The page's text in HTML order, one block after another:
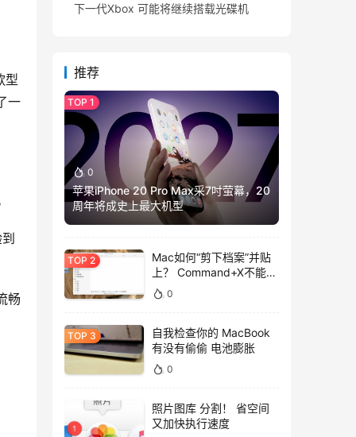
型
一
畅
下一代Xbox 可能将继续搭载光碟机
推荐
0
苹果iPhone 20 Pro Max采7吋萤幕，20
周年将成史上最大机型
Mac如何“剪下档案”并贴
上？ Command+X不能
用，用这招吧！
0
自我检查你的 MacBook
有没有偷偷 电池膨胀
0
照片图库 分割！ 省空间
又加快执行速度